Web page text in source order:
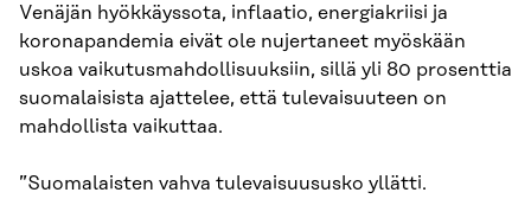
Venäjän hyökkäyssota, inflaatio, energiakriisi ja
koronapandemia eivät ole nujertaneet myöskään
uskoa vaikutusmahdollisuuksiin, sillä yli 80 prosenttia
suomalaisista ajattelee, että tulevaisuuteen on
mahdollista vaikuttaa.
”Suomalaisten vahva tulevaisuususko yllätti.